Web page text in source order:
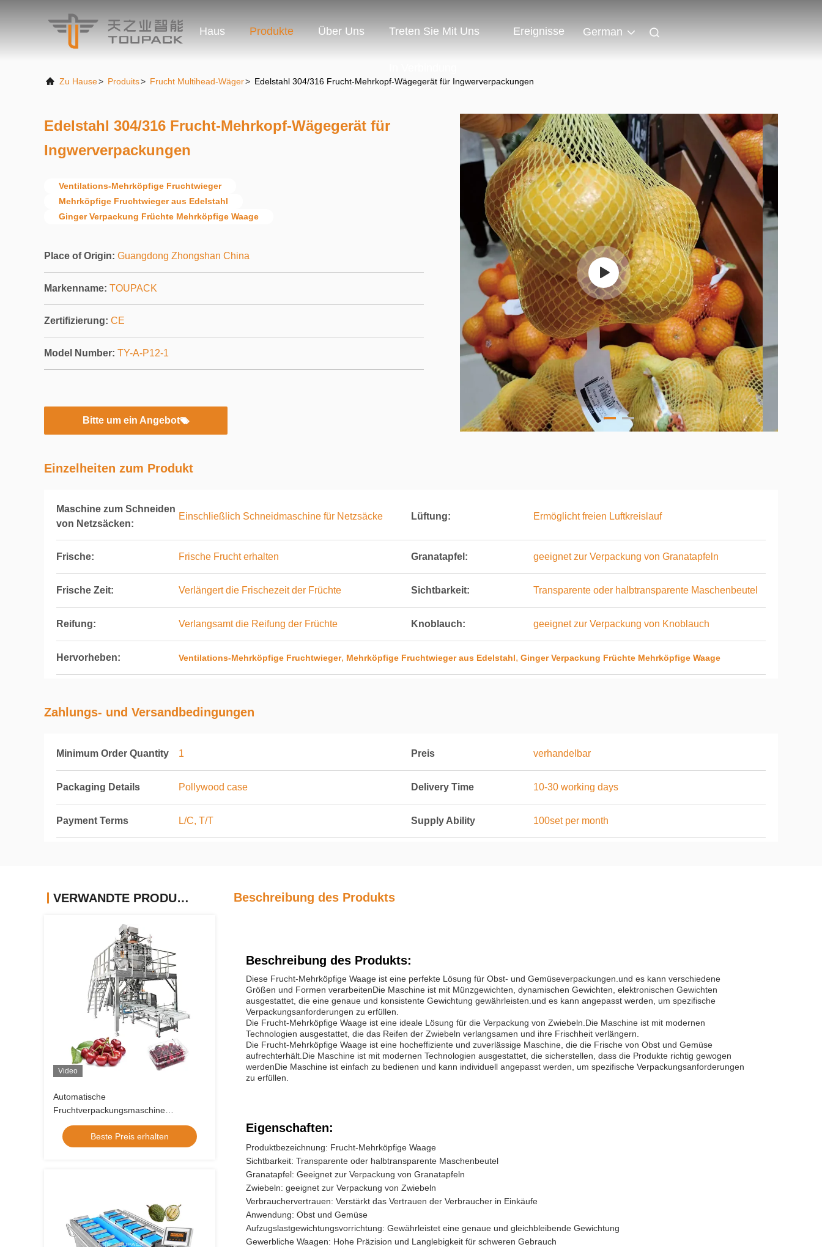
Haus Produkte Über Uns Treten Sie Mit Uns Ereignisse German
Zu Hause> Produits> Frucht Multihead-Wäger> Edelstahl 304/316 Frucht-Mehrkopf-Wägegerät für Ingwerverpackungen
Edelstahl 304/316 Frucht-Mehrkopf-Wägegerät für
Ingwerverpackungen
Ventilations-Mehrköpfige Fruchtwieger
Mehrköpfige Fruchtwieger aus Edelstahl
Ginger Verpackung Früchte Mehrköpfige Waage
Place of Origin: Guangdong Zhongshan China
Markenname: TOUPACK
Zertifizierung: CE
Model Number: TY-A-P12-1
Bitte um ein Angebot
Einzelheiten zum Produkt
Maschine zum Schneiden
von Netzsäcken:
Einschließlich Schneidmaschine für Netzsäcke Lüftung: Ermöglicht freien Luftkreislauf
Frische: Frische Frucht erhalten Granatapfel: geeignet zur Verpackung von Granatapfeln
Frische Zeit: Verlängert die Frischezeit der Früchte Sichtbarkeit: Transparente oder halbtransparente Maschenbeutel
Reifung: Verlangsamt die Reifung der Früchte Knoblauch: geeignet zur Verpackung von Knoblauch
Hervorheben: Ventilations-Mehrköpfige Fruchtwieger, Mehrköpfige Fruchtwieger aus Edelstahl, Ginger Verpackung Früchte Mehrköpfige Waage
Zahlungs- und Versandbedingungen
Minimum Order Quantity 1 Preis verhandelbar
Packaging Details Pollywood case Delivery Time 10-30 working days
Payment Terms L/C, T/T Supply Ability 100set per month
VERWANDTE PRODUKTE
Video
Automatische
Fruchtverpackungsmaschine
Apfelkirsche Tomatenkonserven
Verpackung Kumquat Tray
Verpackungsmaschine
Beste Preis erhalten
Beschreibung des Produkts
Beschreibung des Produkts:
Diese Frucht-Mehrköpfige Waage ist eine perfekte Lösung für Obst- und Gemüseverpackungen.und es kann verschiedene
Größen und Formen verarbeitenDie Maschine ist mit Münzgewichten, dynamischen Gewichten, elektronischen Gewichten
ausgestattet, die eine genaue und konsistente Gewichtung gewährleisten.und es kann angepasst werden, um spezifische
Verpackungsanforderungen zu erfüllen.
Die Frucht-Mehrköpfige Waage ist eine ideale Lösung für die Verpackung von Zwiebeln.Die Maschine ist mit modernen
Technologien ausgestattet, die das Reifen der Zwiebeln verlangsamen und ihre Frischheit verlängern.
Die Frucht-Mehrköpfige Waage ist eine hocheffiziente und zuverlässige Maschine, die die Frische von Obst und Gemüse
aufrechterhält.Die Maschine ist mit modernen Technologien ausgestattet, die sicherstellen, dass die Produkte richtig gewogen
werdenDie Maschine ist einfach zu bedienen und kann individuell angepasst werden, um spezifische Verpackungsanforderungen
zu erfüllen.
Eigenschaften:
Produktbezeichnung: Frucht-Mehrköpfige Waage
Sichtbarkeit: Transparente oder halbtransparente Maschenbeutel
Granatapfel: Geeignet zur Verpackung von Granatapfeln
Zwiebeln: geeignet zur Verpackung von Zwiebeln
Verbrauchervertrauen: Verstärkt das Vertrauen der Verbraucher in Einkäufe
Anwendung: Obst und Gemüse
Aufzugslastgewichtungsvorrichtung: Gewährleistet eine genaue und gleichbleibende Gewichtung
Gewerbliche Waagen: Hohe Präzision und Langlebigkeit für schweren Gebrauch